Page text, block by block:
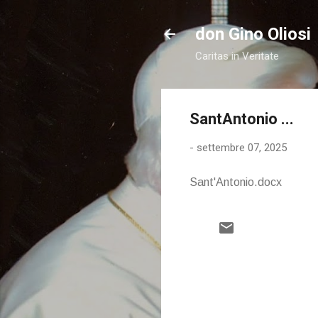
don Gino Oliosi
Caritas in Veritate
SantAntonio ...
- settembre 07, 2025
Sant'Antonio.docx